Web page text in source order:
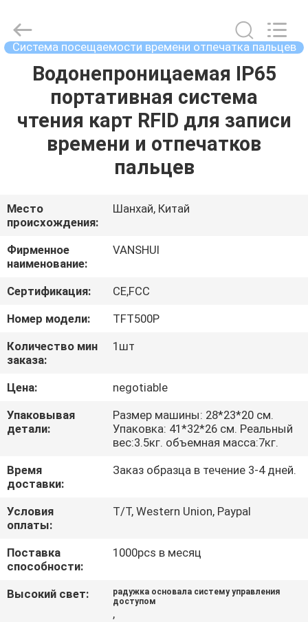
ДОМОЙ
ПРОДУКТЫ
ВИДЕОЗАПИСИ
О
НАС
ЭКСКУРСИЯ
ПО
ЗАВОДУ
КОНТРОЛЬ
КАЧЕСТВА
СВЯЖИТЕСЬ
НАМИ
ЗАПРОСИТЕ
ЦИТАТУ
КАРТА
COMPANY
LIMITED.
All
Rights
Система посещаемости времени отпечатка пальцев
Водонепроницаемая IP65
портативная система
чтения карт RFID для записи
времени и отпечатков
пальцев
Место
происхождения:
Шанхай, Китай
Фирменное
наименование:
VANSHUI
Сертификация:
CE,FCC
Номер модели:
TFT500P
Количество мин
заказа:
1шт
Цена:
negotiable
Упаковывая
детали:
Размер машины: 28*23*20 см.
Упаковка: 41*32*26 см. Реальный
вес:3.5кг. объемная масса:7кг.
Время
доставки:
Заказ образца в течение 3-4 дней.
Условия
оплаты:
T/T, Western Union, Paypal
Поставка
способности:
1000pcs в месяц
Высокий свет:
радужка основала систему управления
доступом
,